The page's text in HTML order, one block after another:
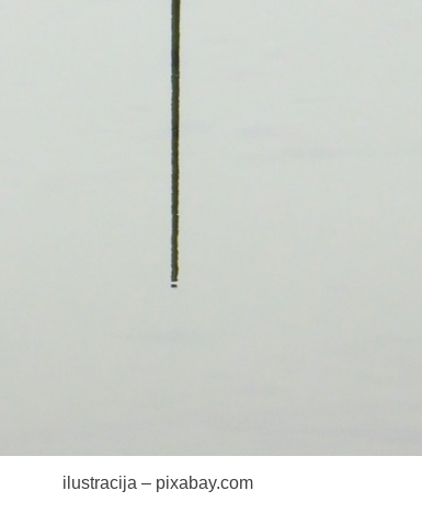
ilustracija – pixabay.com